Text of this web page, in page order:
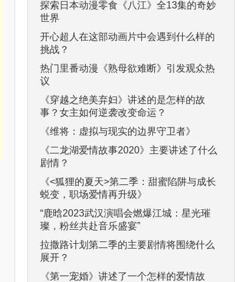
探索日本动漫零食《八江》全13集的奇妙
世界
开心超人在这部动画片中会遇到什么样的
挑战？
热门里番动漫《熟母欲难断》引发观众热
议
《穿越之绝美弃妇》讲述的是怎样的故
事？女主如何逆袭改变命运？
《维将：虚拟与现实的边界守卫者》
《二龙湖爱情故事2020》主要讲述了什么
剧情？
《<狐狸的夏天>第二季：甜蜜陷阱与成长
蜕变，职场爱情再升级》
“鹿晗2023武汉演唱会燃爆江城：星光璀
璨，粉丝共赴音乐盛宴”
拉撒路计划第二季的主要剧情将围绕什么
展开？
《第一宠婚》讲述了一个怎样的爱情故